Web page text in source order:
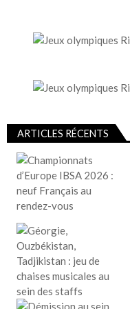
n
d
e
s
p
u
b
l
i
c
ARTICLES RÉCENTS